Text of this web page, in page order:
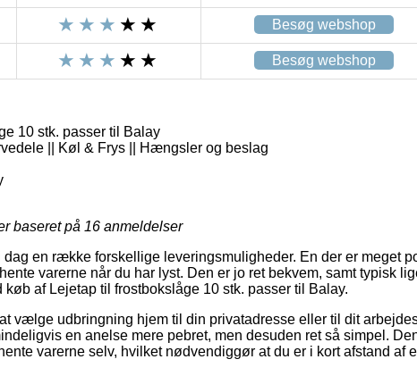
Besøg webshop
Besøg webshop
10 stk. passer til Balay
|| Køl & Frys || Hængsler og beslag
baseret på 16 anmeldelser
dag en række forskellige leveringsmuligheder. En der er meget
varerne når du har lyst. Den er jo ret bekvem, samt typisk
af Lejetap til frostbokslåge 10 stk. passer til Balay.
vælge udbringning hjem til din privatadresse eller til dit
en anelse mere pebret, men desuden ret så simpel.
varerne selv, hvilket nødvendiggør at du er i kort afstand af